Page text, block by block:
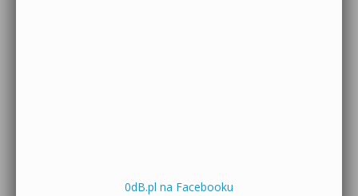
0dB.pl na Facebooku